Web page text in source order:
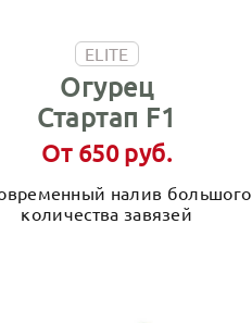
ELITE
Огурец
Стартап F1
От 650 руб.
налив большого
количества завязей